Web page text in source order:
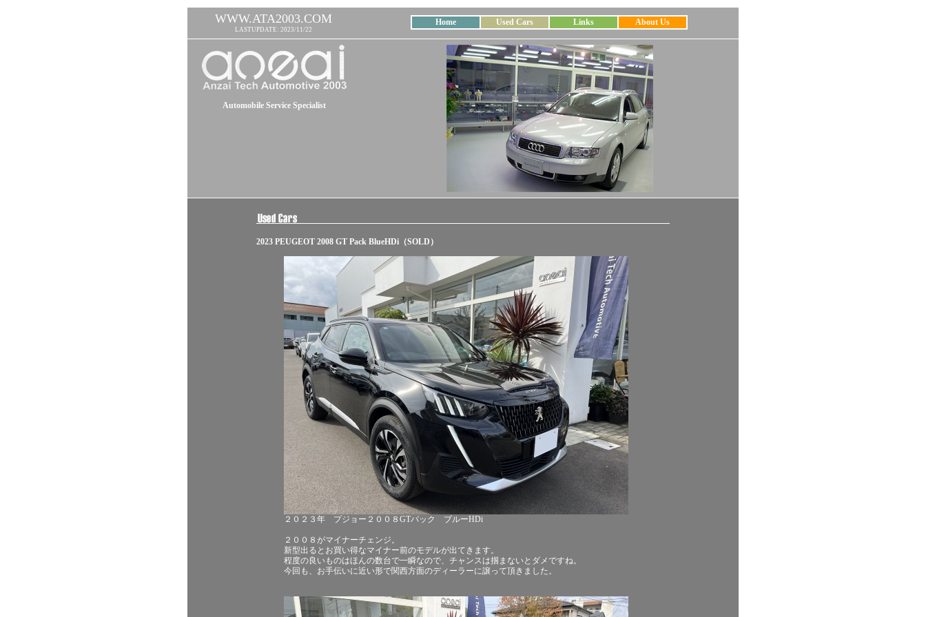
WWW.ATA2003.COM
LASTUPDATE: 2023/11/22
Home Used Cars Links About Us
Automobile Service Specialist
2023 PEUGEOT 2008 GT Pack BlueHDi（SOLD）
２０２３年 プジョー２００８GTパック ブルーHDi
２００８がマイナーチェンジ。
新型出るとお買い得なマイナー前のモデルが出てきます。
程度の良いものはほんの数台で一瞬なので、チャンスは掴まないとダメですね。
今回も、お手伝いに近い形で関西方面のディーラーに譲って頂きました。